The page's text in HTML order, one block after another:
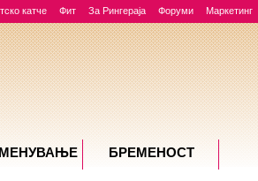
катче Фит За Рингераја Форуми Маркетинг
БРЕМЕНОСТ